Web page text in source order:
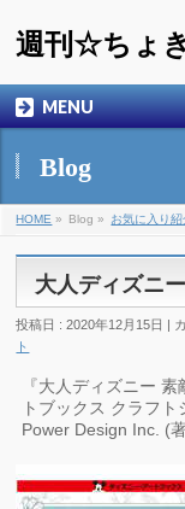
週刊☆ちょ
MENU
Blog
HOME » Blog » お気に入り紹
大人ディズニ
投稿日 : 2020年12月15日 |
ト
『大人ディズニー
トブックス クラフ
Power Design Inc. (